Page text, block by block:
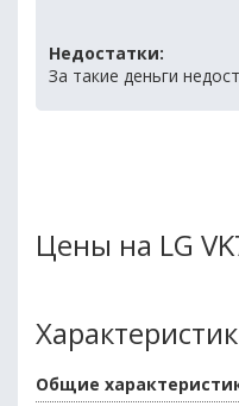
Недостатки:
За такие деньги
Цены на LG
Общие